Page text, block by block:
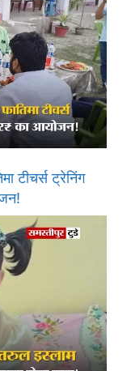
टीचर्स ट्रेनिंग